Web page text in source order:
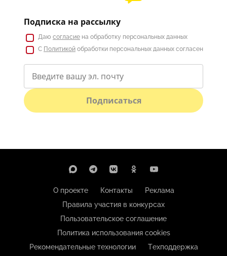
Подписка на рассылку
Даю согласие на обработку персональных данных
С Политикой обработки персональных данных согласен
Подписаться
О проекте Контакты
Реклама
Правила участия в конкурсах
Пользовательское соглашение
Политика использования cookies
Рекомендательные технологии
Техподдержка